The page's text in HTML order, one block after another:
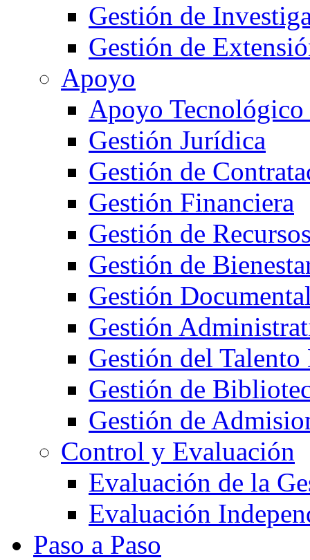
Gestión de
Gestión de
Apoyo
Apoyo
Gestión Jurídica
Gestión de
Gestión Financiera
Gestión de
Gestión de
Gestión
Gestión
Gestión del Talento
Gestión de
Gestión de
Control y Evaluación
Evaluación de la
Evaluación
Paso a Paso